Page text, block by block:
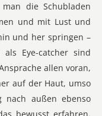
die Schubladen
und mit Lust und
und her springen –
Eye-catcher sind
allen voran,
auf der Haut, umso
nach außen ebenso